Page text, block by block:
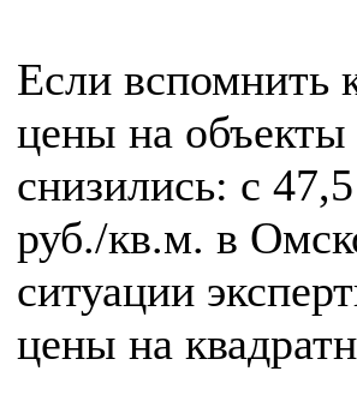
Если вспомнить
цены на объекты
снизились: с
руб./кв.м. в
ситуации
цены на